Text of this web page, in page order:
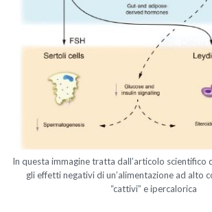
In questa immagine tratta dall’articolo scientifico
gli effetti negativi di un’alimentazione ad alto
“cattivi” e ipercalorica